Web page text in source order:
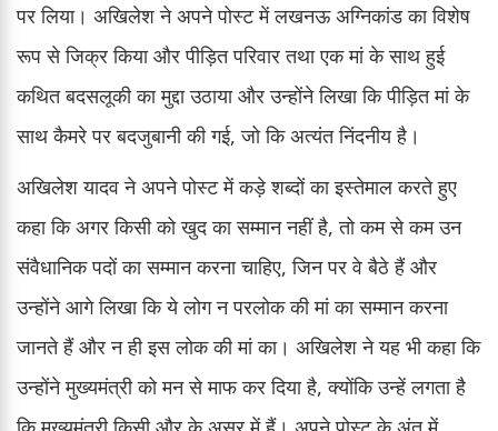
पर लिया। अखिलेश ने अपने पोस्ट में लखनऊ अग्निकांड का विशेष
रूप से जिक्र किया और पीड़ित परिवार तथा एक मां के साथ हुई
कथित बदसलूकी का मुद्दा उठाया और उन्होंने लिखा कि पीड़ित मां के
साथ कैमरे पर बदजुबानी की गई, जो कि अत्यंत निंदनीय है।
अखिलेश यादव ने अपने पोस्ट में कड़े शब्दों का इस्तेमाल करते हुए
कहा कि अगर किसी को खुद का सम्मान नहीं है, तो कम से कम उन
संवैधानिक पदों का सम्मान करना चाहिए, जिन पर वे बैठे हैं और
उन्होंने आगे लिखा कि ये लोग न परलोक की मां का सम्मान करना
जानते हैं और न ही इस लोक की मां का। अखिलेश ने यह भी कहा कि
उन्होंने मुख्यमंत्री को मन से माफ कर दिया है, क्योंकि उन्हें लगता है